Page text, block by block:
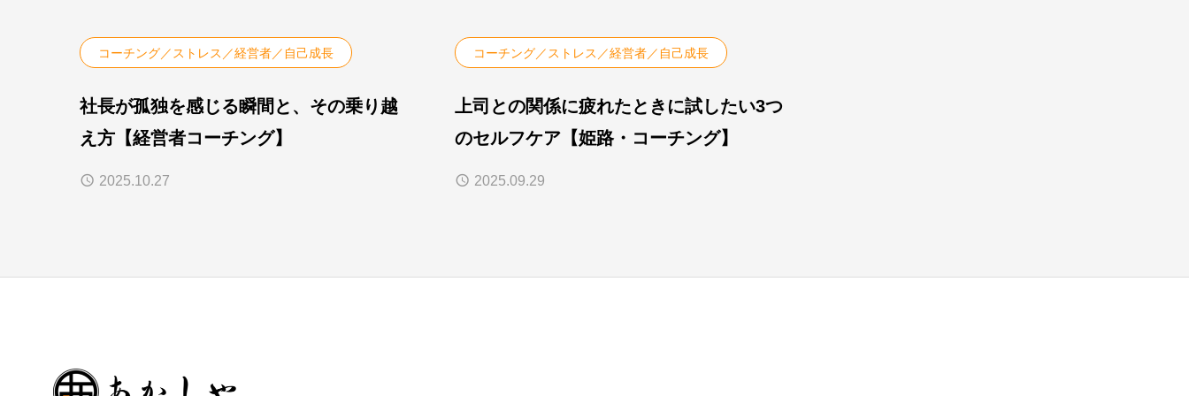
コーチング／ストレス／経営者／自己成長
社長が孤独を感じる瞬間と、その乗り越
え方【経営者コーチング】
2025.10.27
コーチング／ストレス／経営者／自己成長
上司との関係に疲れたときに試したい3つ
のセルフケア【姫路・コーチング】
2025.09.29